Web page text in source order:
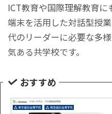
ICT教育や国際理解教育に
端末を活用した対話型授
代のリーダーに必要な多
気ある共学校です。
おすすめ